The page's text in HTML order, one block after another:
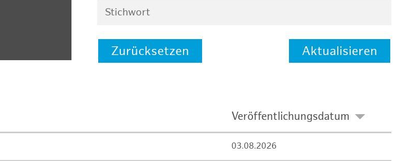
Zurücksetzen Aktualisieren
Veröffentlichungsdatum
03.08.2026